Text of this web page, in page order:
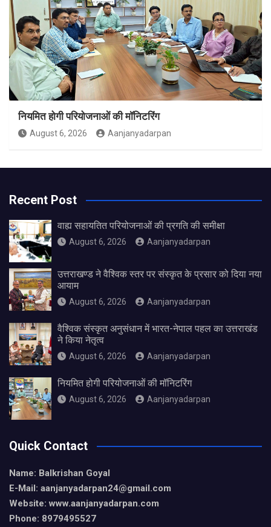
नियमित होगी परियोजनाओं की मॉनिटरिंग
August 6, 2026 Aanjanyadarpan
Recent Post
वाह्य सहायतित परियोजनाओं की प्रगति की समीक्षा
August 6, 2026 Aanjanyadarpan
उत्तराखण्ड ने वैश्विक स्तर पर संस्कृत के प्रसार को दिया नया
आयाम
August 6, 2026 Aanjanyadarpan
वैश्विक संस्कृत अनुसंधान में भारत-नेपाल पहल का उत्तराखंड
ने किया नेतृत्व
August 6, 2026 Aanjanyadarpan
नियमित होगी परियोजनाओं की मॉनिटरिंग
August 6, 2026 Aanjanyadarpan
Quick Contact
Name: Balkrishan Goyal
E-Mail: aanjanyadarpan24@gmail.com
Website: www.aanjanyadarpan.com
Phone: 8979495527